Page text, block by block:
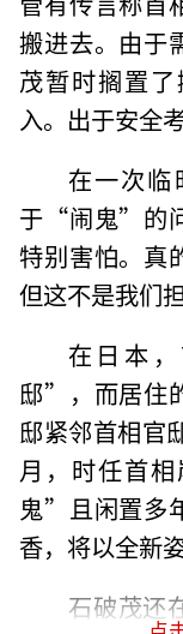
搬进去。由于
茂暂时搁置
入。出于安全
在一次临
于“闹鬼”的
特别害怕。真
但这不是我们
在日本
邸”，而居住
邸紧邻首相官
月，时任首
鬼”且闲置多
香，将以全新
石破茂还